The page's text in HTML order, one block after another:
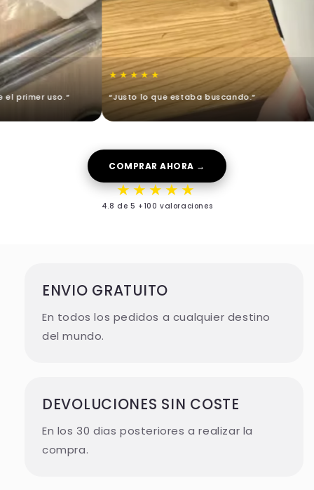
uso.”
★★★★★
“Justo lo que estaba buscando.”
COMPRAR AHORA →
★★★★★
4.8 de 5 +100 valoraciones
ENVIO GRATUITO
En todos los pedidos a cualquier destino
del mundo.
DEVOLUCIONES SIN COSTE
En los 30 dias posteriores a realizar la
compra.